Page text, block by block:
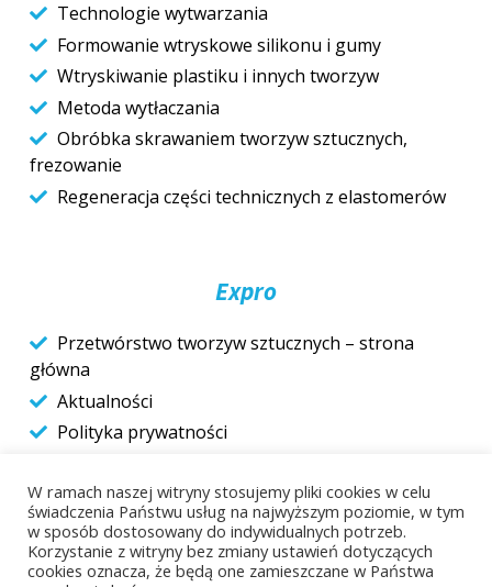
Technologie wytwarzania
Formowanie wtryskowe silikonu i gumy
Wtryskiwanie plastiku i innych tworzyw
Metoda wytłaczania
Obróbka skrawaniem tworzyw sztucznych,
frezowanie
Regeneracja części technicznych z elastomerów
Expro
Przetwórstwo tworzyw sztucznych – strona
główna
Aktualności
Polityka prywatności
Kontakt
W ramach naszej witryny stosujemy pliki cookies w celu
świadczenia Państwu usług na najwyższym poziomie, w tym
w sposób dostosowany do indywidualnych potrzeb.
Korzystanie z witryny bez zmiany ustawień dotyczących
cookies oznacza, że będą one zamieszczane w Państwa